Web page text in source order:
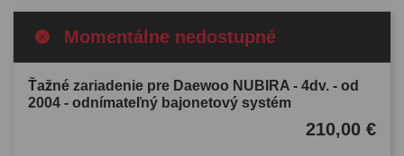
Momentálne nedostupné
Ťažné zariadenie pre Daewoo NUBIRA - 4dv. - od
2004 - odnímateľný bajonetový systém
210,00 €